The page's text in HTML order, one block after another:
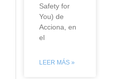
Safety for
You) de
Acciona, en
el
LEER MÁS »